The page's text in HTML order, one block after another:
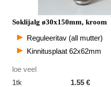
Soklijalg ø30x150mm, kroom
Reguleeritav (all mutter)
Kinnitusplaat 62x62mm
loe veel
1tk
1.55 €